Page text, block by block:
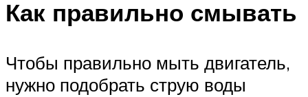
Как правильно смывать
Чтобы правильно мыть двигатель,
нужно подобрать струю воды